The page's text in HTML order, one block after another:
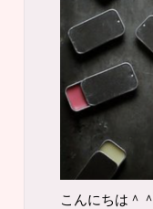
こんにちは＾＾